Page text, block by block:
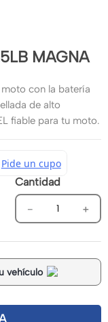
MAGNA
con la batería
de alto
fiable para tu moto.
Cantidad
＋
－
vehículo